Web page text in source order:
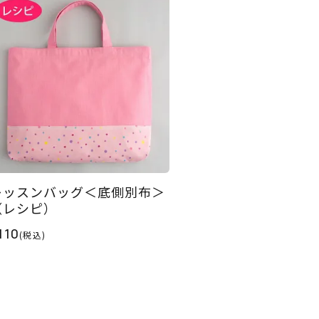
スンバッグ＜底側別布＞
シピ）
(税込)